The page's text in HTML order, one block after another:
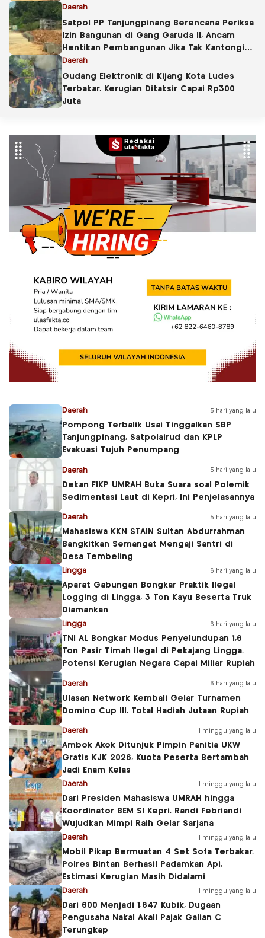
Daerah
Satpol PP Tanjungpinang Berencana Periksa
Izin Bangunan di Gang Garuda II, Ancam
Hentikan Pembangunan Jika Tak Kantongi
PBG
Daerah
Gudang Elektronik di Kijang Kota Ludes
Terbakar, Kerugian Ditaksir Capai Rp300
Juta
Daerah 5 hari yang lalu
Pompong Terbalik Usai Tinggalkan SBP
Tanjungpinang, Satpolairud dan KPLP
Evakuasi Tujuh Penumpang
Daerah 5 hari yang lalu
Dekan FIKP UMRAH Buka Suara soal Polemik
Sedimentasi Laut di Kepri, Ini Penjelasannya
Daerah 5 hari yang lalu
Mahasiswa KKN STAIN Sultan Abdurrahman
Bangkitkan Semangat Mengaji Santri di
Desa Tembeling
Lingga 6 hari yang lalu
Aparat Gabungan Bongkar Praktik Ilegal
Logging di Lingga, 3 Ton Kayu Beserta Truk
Diamankan
Lingga 6 hari yang lalu
TNI AL Bongkar Modus Penyelundupan 1,6
Ton Pasir Timah Ilegal di Pekajang Lingga,
Potensi Kerugian Negara Capai Miliar Rupiah
Daerah 6 hari yang lalu
Ulasan Network Kembali Gelar Turnamen
Domino Cup III, Total Hadiah Jutaan Rupiah
Daerah 1 minggu yang lalu
Ambok Akok Ditunjuk Pimpin Panitia UKW
Gratis KJK 2026, Kuota Peserta Bertambah
Jadi Enam Kelas
Daerah 1 minggu yang lalu
Dari Presiden Mahasiswa UMRAH hingga
Koordinator BEM SI Kepri, Randi Febriandi
Wujudkan Mimpi Raih Gelar Sarjana
Daerah 1 minggu yang lalu
Mobil Pikap Bermuatan 4 Set Sofa Terbakar,
Polres Bintan Berhasil Padamkan Api,
Estimasi Kerugian Masih Didalami
Daerah 1 minggu yang lalu
Dari 600 Menjadi 1.647 Kubik, Dugaan
Pengusaha Nakal Akali Pajak Galian C
Terungkap